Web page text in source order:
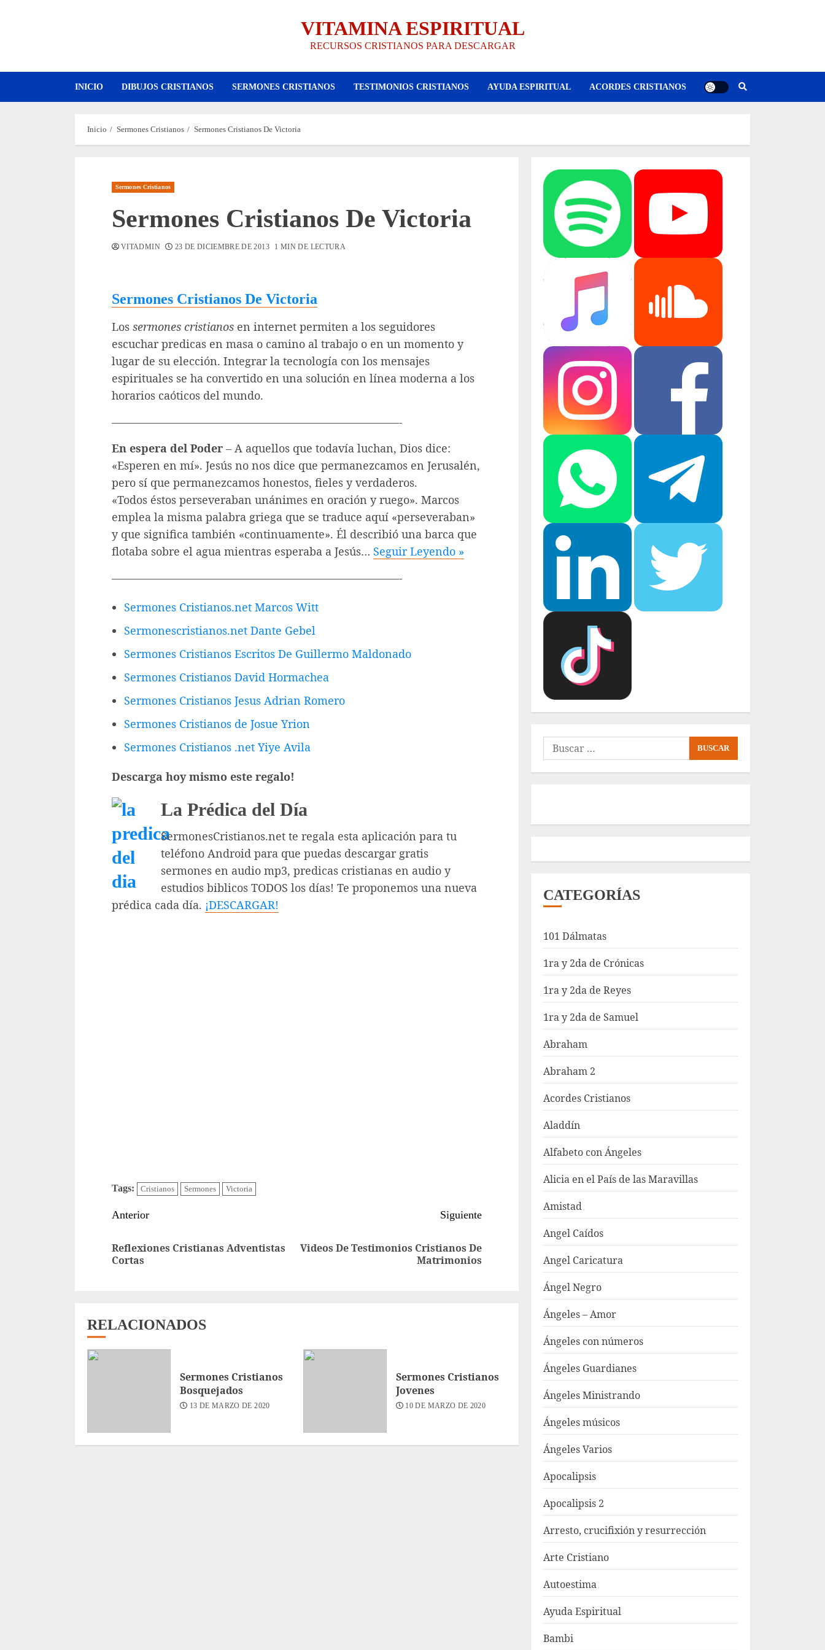
VITAMINA ESPIRITUAL
RECURSOS CRISTIANOS PARA DESCARGAR
INICIO DIBUJOS CRISTIANOS SERMONES CRISTIANOS TESTIMONIOS CRISTIANOS AYUDA ESPIRITUAL ACORDES CRISTIANOS
Inicio Sermones Cristianos Sermones Cristianos De Victoria
Sermones Cristianos
Sermones Cristianos De Victoria
VITADMIN 23 DE DICIEMBRE DE 2013 1 MIN DE LECTURA
Sermones Cristianos De Victoria
Los sermones cristianos en internet permiten a los seguidores
escuchar predicas en masa o camino al trabajo o en un momento y
lugar de su elección. Integrar la tecnología con los mensajes
espirituales se ha convertido en una solución en línea moderna a los
horarios caóticos del mundo.
——————————————————————————-
En espera del Poder – A aquellos que todavía luchan, Dios dice:
«Esperen en mí». Jesús no nos dice que permanezcamos en Jerusalén,
pero sí que permanezcamos honestos, fieles y verdaderos.
«Todos éstos perseveraban unánimes en oración y ruego». Marcos
emplea la misma palabra griega que se traduce aquí «perseveraban»
y que significa también «continuamente». Él describió una barca que
flotaba sobre el agua mientras esperaba a Jesús… Seguir Leyendo »
——————————————————————————-
Sermones Cristianos.net Marcos Witt
Sermonescristianos.net Dante Gebel
Sermones Cristianos Escritos De Guillermo Maldonado
Sermones Cristianos David Hormachea
Sermones Cristianos Jesus Adrian Romero
Sermones Cristianos de Josue Yrion
Sermones Cristianos .net Yiye Avila
Descarga hoy mismo este regalo!
La Prédica del Día
SermonesCristianos.net te regala esta aplicación para tu
teléfono Android para que puedas descargar gratis
sermones en audio mp3, predicas cristianas en audio y
estudios biblicos TODOS los días! Te proponemos una nueva
prédica cada día. ¡DESCARGAR!
Tags: Cristianos Sermones Victoria
Sigue
leyendo
Anterior
Entrada
Reflexiones Cristianas Adventistas
Cortas
Siguiente
Siguiente
Videos De Testimonios Cristianos De
Matrimonios
RELACIONADOS
Sermones Cristianos
Bosquejados
13 DE MARZO DE 2020
Sermones Cristianos
Jovenes
10 DE MARZO DE 2020
Buscar:
CATEGORÍAS
101 Dálmatas
1ra y 2da de Crónicas
1ra y 2da de Reyes
1ra y 2da de Samuel
Abraham
Abraham 2
Acordes Cristianos
Aladdín
Alfabeto con Ángeles
Alicia en el País de las Maravillas
Amistad
Angel Caídos
Angel Caricatura
Ángel Negro
Ángeles – Amor
Ángeles con números
Ángeles Guardianes
Ángeles Ministrando
Ángeles músicos
Ángeles Varios
Apocalipsis
Apocalipsis 2
Arresto, crucifixión y resurrección
Arte Cristiano
Autoestima
Ayuda Espiritual
Bambi